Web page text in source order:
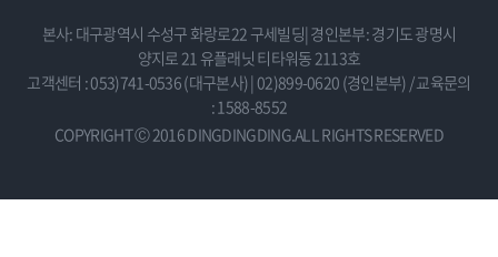
본사: 대구광역시 수성구 화랑로22 구세빌딩| 경인본부: 경기도 광명시
양지로 21 유플래닛 티타워동 2113호
고객센터 : 053)741-0536 (대구본사) | 02)899-0620 (경인본부) / 교육문의
: 1588-8552
COPYRIGHT Ⓒ 2016 DINGDINGDING.ALL RIGHTS RESERVED